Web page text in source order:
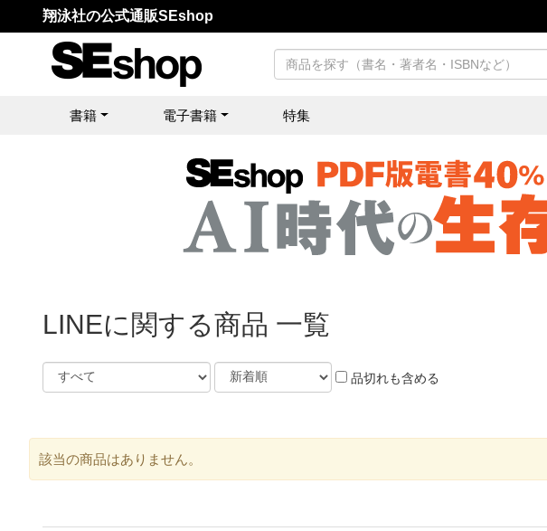
翔泳社の公式通販SEshop
書籍 電子書籍 特集
LINEに関する商品 一覧
品切れも含める
該当の商品はありません。